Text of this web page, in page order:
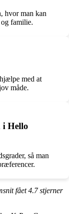
hvor man kan
familie.
med at
måde.
i Hello
så man
fået4.7stjerner